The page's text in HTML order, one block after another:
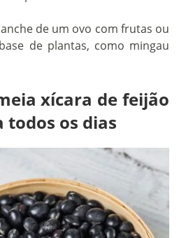
de um ovo com frutas ou
de plantas, como mingau
xícara de feijão
todos os dias